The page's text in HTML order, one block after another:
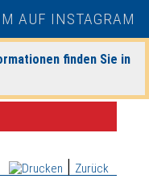
finden Sie in
Zurück